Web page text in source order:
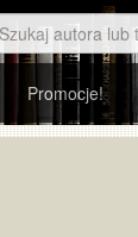
Promocje!